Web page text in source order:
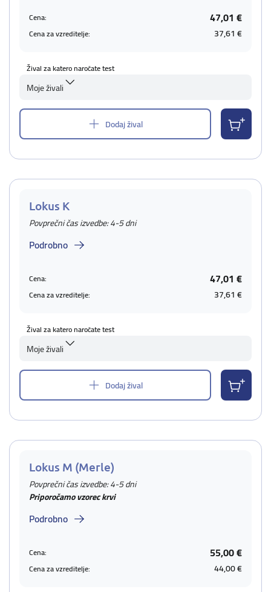
Cena: 47,01 €
Cena za vzreditelje: 37,61 €
Žival za katero naročate test
Moje živali
Dodaj žival
Lokus K
Povprečni čas izvedbe: 4-5 dni
Podrobno
Cena: 47,01 €
Cena za vzreditelje: 37,61 €
Žival za katero naročate test
Moje živali
Dodaj žival
Lokus M (Merle)
Povprečni čas izvedbe: 4-5 dni
Priporočamo vzorec krvi
Podrobno
Cena: 55,00 €
Cena za vzreditelje: 44,00 €